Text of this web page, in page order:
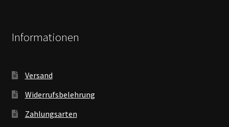
Informationen
Versand
Widerrufsbelehrung
Zahlungsarten